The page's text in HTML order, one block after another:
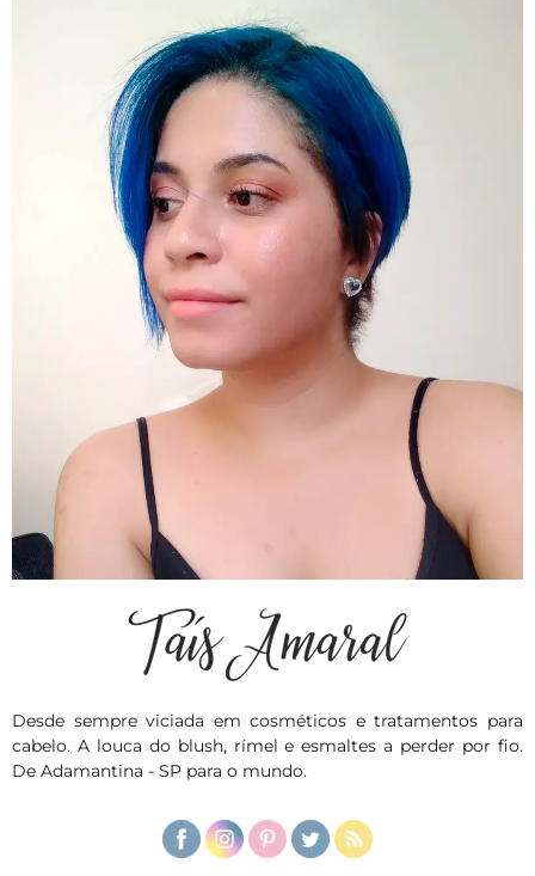
Desde sempre viciada em cosméticos e tratamentos para
cabelo. A louca do blush, rímel e esmaltes a perder por fio.
De Adamantina - SP para o mundo.